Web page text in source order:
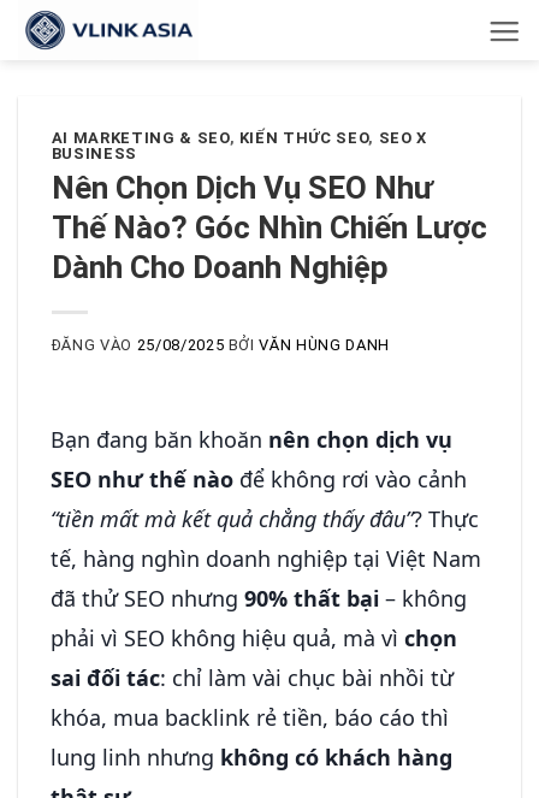
Bỏ
qua
AI MARKETING & SEO, KIẾN THỨC SEO, SEO X
BUSINESS
Nên Chọn Dịch Vụ SEO Như
Thế Nào? Góc Nhìn Chiến Lược
Dành Cho Doanh Nghiệp
ĐĂNG VÀO 25/08/2025 BỞIVĂN HÙNG DANH
Bạn đang băn khoăn nên chọn dịch vụ
SEO như thế nào để không rơi vào cảnh
“tiền mất mà kết quả chẳng thấy đâu”? Thực
tế, hàng nghìn doanh nghiệp tại Việt Nam
đã thử SEO nhưng 90% thất bại – không
phải vì SEO không hiệu quả, mà vì chọn
sai đối tác: chỉ làm vài chục bài nhồi từ
khóa, mua backlink rẻ tiền, báo cáo thì
lung linh nhưng không có khách hàng